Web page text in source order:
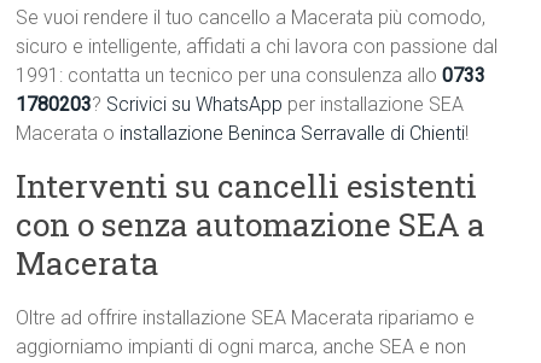
Se vuoi rendere il tuo cancello a Macerata più comodo,
sicuro e intelligente, affidati a chi lavora con passione dal
1991: contatta un tecnico per una consulenza allo0733
1780203? Scrivici su WhatsApp per installazione SEA
Macerata o installazione Beninca Serravalle di Chienti!
Interventi su cancelli esistenti
con o senza automazione SEA a
Macerata
Oltre ad offrire installazione SEA Macerata ripariamo e
aggiorniamo impianti di ogni marca, anche SEA e non